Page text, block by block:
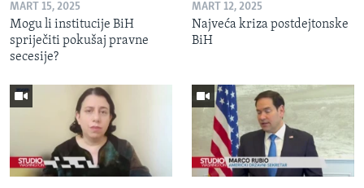
MART 15, 2025
Mogu li institucije BiH
spriječiti pokušaj pravne
secesije?
MART 12, 2025
Najveća kriza postdejtonske
BiH